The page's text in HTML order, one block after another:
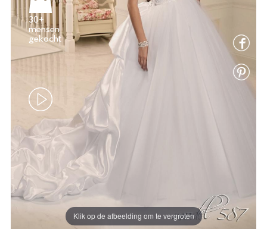
Klik op de afbeelding om te vergroten
30+
mensen